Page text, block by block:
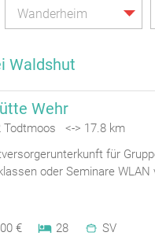
Wanderheim
Waldshut
Wehr
Todtmoos <-> 17.8 km
für
oder Seminare WLAN
€ 28 SV